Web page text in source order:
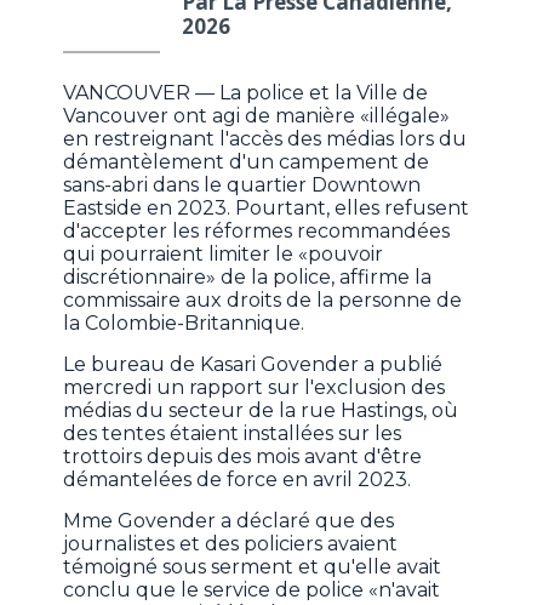
2026
VANCOUVER — La police et la Ville de
Vancouver ont agi de manière «illégale»
en restreignant l'accès des médias lors du
démantèlement d'un campement de
sans-abri dans le quartier Downtown
Eastside en 2023. Pourtant, elles refusent
d'accepter les réformes recommandées
qui pourraient limiter le «pouvoir
discrétionnaire» de la police, affirme la
commissaire aux droits de la personne de
la Colombie-Britannique.
Le bureau de Kasari Govender a publié
mercredi un rapport sur l'exclusion des
médias du secteur de la rue Hastings, où
des tentes étaient installées sur les
trottoirs depuis des mois avant d'être
démantelées de force en avril 2023.
Mme Govender a déclaré que des
journalistes et des policiers avaient
témoigné sous serment et qu'elle avait
conclu que le service de police «n'avait